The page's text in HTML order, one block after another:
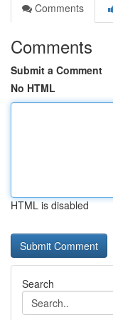
Comments
Comments
Submit a Comment
No HTML
HTML is disabled
Search